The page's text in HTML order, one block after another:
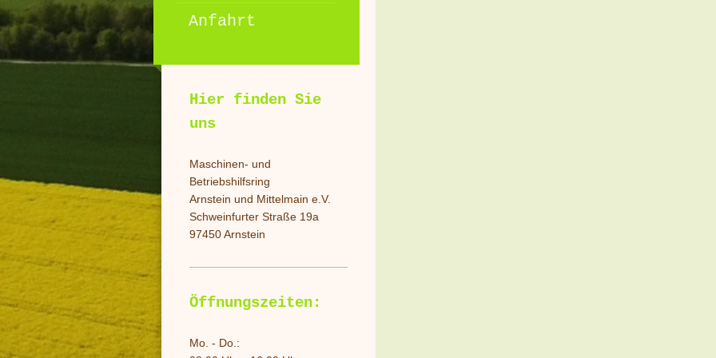
Anfahrt
Hier finden Sie
uns
Maschinen- und
Betriebshilfsring
Arnstein und Mittelmain e.V.
Schweinfurter Straße 19a
97450 Arnstein
Öffnungszeiten:
Mo. - Do.: